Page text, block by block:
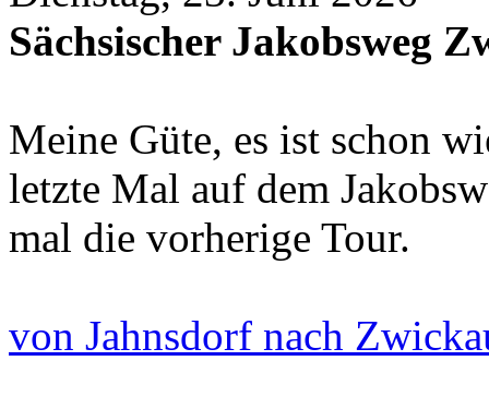
Sächsischer Jakobsweg
Meine Güte, es ist schon
letzte Mal auf dem
mal die vorherige Tour.
von Jahnsdorf nach